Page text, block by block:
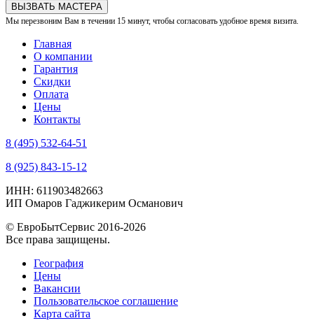
ВЫЗВАТЬ МАСТЕРА
Мы перезвоним Вам в течении 15 минут, чтобы согласовать удобное время визита.
Главная
О компании
Гарантия
Скидки
Оплата
Цены
Контакты
8 (495) 532-64-51
8 (925) 843-15-12
ИНН: 611903482663
ИП Омаров Гаджикерим Османович
© ЕвроБытСервис 2016-2026
Все права защищены.
География
Цены
Вакансии
Пользовательское соглашение
Карта сайта